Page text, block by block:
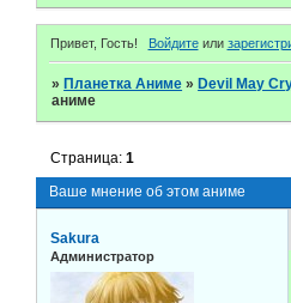
Привет, Гость! Войдитеили
» Планетка Аниме » Devil May
аниме
Ваше мнение об этом аниме
Страница:1
Sakura
Администратор